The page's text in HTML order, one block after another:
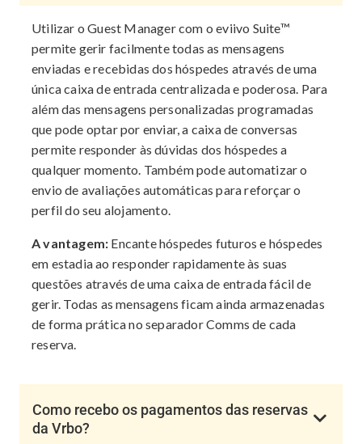
Utilizar o Guest Manager com o eviivo Suite™
permite gerir facilmente todas as mensagens
enviadas e recebidas dos hóspedes através de uma
única caixa de entrada centralizada e poderosa. Para
além das mensagens personalizadas programadas
que pode optar por enviar, a caixa de conversas
permite responder às dúvidas dos hóspedes a
qualquer momento. Também pode automatizar o
envio de avaliações automáticas para reforçar o
perfil do seu alojamento.
A vantagem: Encante hóspedes futuros e hóspedes
em estadia ao responder rapidamente às suas
questões através de uma caixa de entrada fácil de
gerir. Todas as mensagens ficam ainda armazenadas
de forma prática no separador Comms de cada
reserva.
Como recebo os pagamentos das reservas
da Vrbo?